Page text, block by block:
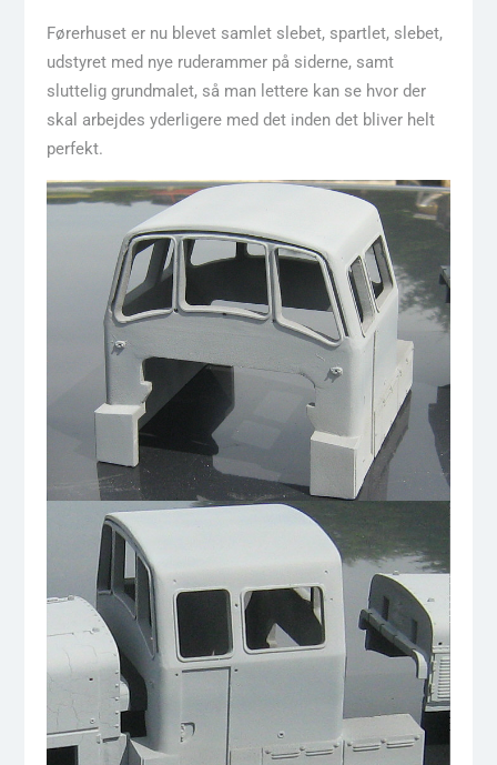
Førerhuset er nu blevet samlet slebet, spartlet, slebet,
udstyret med nye ruderammer på siderne, samt
sluttelig grundmalet, så man lettere kan se hvor der
skal arbejdes yderligere med det inden det bliver helt
perfekt.